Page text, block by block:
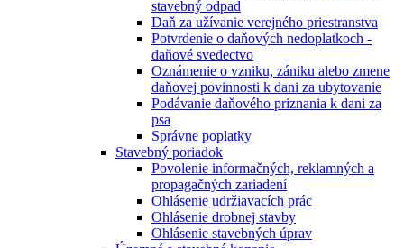
stavebný odpad
Daň za užívanie verejného priestranstva
Potvrdenie o daňových nedoplatkoch -
daňové svedectvo
Oznámenie o vzniku, zániku alebo zmene
daňovej povinnosti k dani za ubytovanie
Podávanie daňového priznania k dani za
psa
Správne poplatky
Stavebný poriadok
Povolenie informačných, reklamných a
propagačných zariadení
Ohlásenie udržiavacích prác
Ohlásenie drobnej stavby
Ohlásenie stavebných úprav